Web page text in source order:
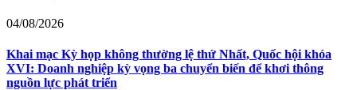
04/08/2026
Khai mạc Kỳ họp không thường lệ thứ Nhất, Quốc hội khóa
XVI: Doanh nghiệp kỳ vọng ba chuyển biến để khơi thông
nguồn lực phát triển